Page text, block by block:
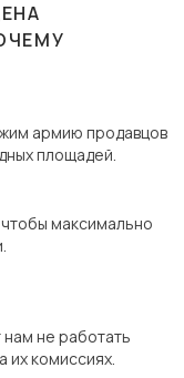
армию продавцов
площадей.
максимально
не работать
их комиссиях.